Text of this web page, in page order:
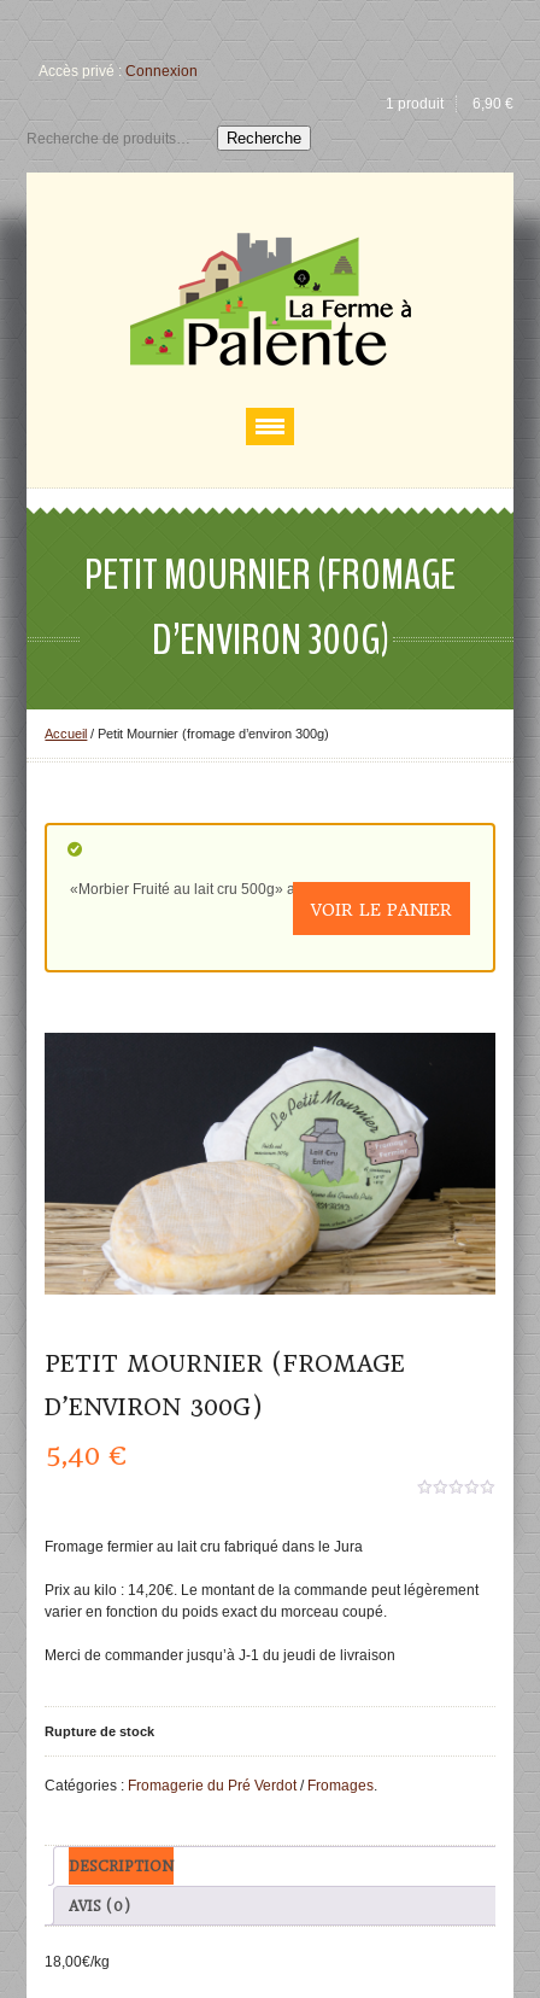
Accès privé :Connexion
1 produit
6,90 €
Recherche
PETIT MOURNIER (FROMAGE
D’ENVIRON 300G)
Accueil / Petit Mournier (fromage d’environ 300g)
«Morbier Fruité au lait cru 500g» a été ajouté à votre panier.
VOIR LE PANIER
PETIT MOURNIER (FROMAGE
D’ENVIRON 300G)
5,40€
Fromage fermier au lait cru fabriqué dans le Jura
Prix au kilo : 14,20€. Le montant de la commande peut légèrement
varier en fonction du poids exact du morceau coupé.
Merci de commander jusqu’à J-1 du jeudi de livraison
Rupture de stock
Catégories : Fromagerie du Pré Verdot/ Fromages.
DESCRIPTION
AVIS (0)
18,00€/kg